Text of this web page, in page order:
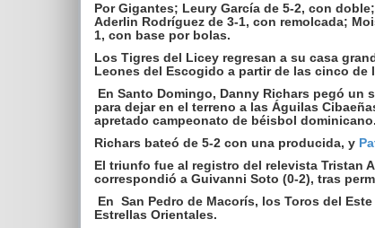
Por Gigantes; Leury García de 5-2, con
Aderlin Rodríguez de 3-1, con remolcada;
1, con base por bolas.
Los Tigres del Licey regresan a su casa
Leones del Escogido a partir de las cinco de
En Santo Domingo, Danny Richars pegó un
para dejar en el terreno a las Águilas
apretado campeonato de béisbol dominicano.
Richars bateó de 5-2 con una producida, y
El triunfo fue al registro del relevista Tristan
correspondió a Guivanni Soto (0-2), tras
En San Pedro de Macorís, los Toros del
Estrellas Orientales.